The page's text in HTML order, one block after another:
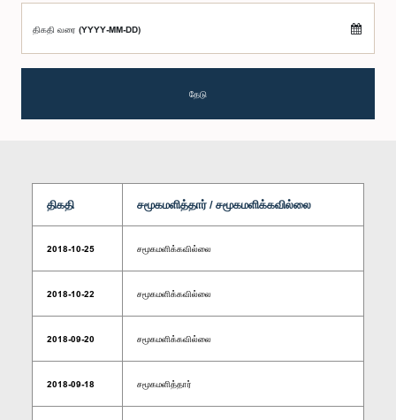
திகதி வரை (YYYY-MM-DD)
தேடு
திகதி சமூகமளித்தார் / சமூகமளிக்கவில்லை
2018-10-25 சமூகமளிக்கவில்லை
2018-10-22 சமூகமளிக்கவில்லை
2018-09-20 சமூகமளிக்கவில்லை
2018-09-18 சமூகமளித்தார்